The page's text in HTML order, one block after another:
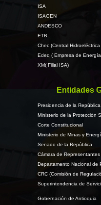
ISA
ISAGEN
ANDESCO
ETB
Chec (Central
Edeq ( Empresa de
XM( Filial ISA)
Entidades
Presidencia de la República
Ministerio de la Protección
Corte Constitucional
Ministerio de Minas y
Senado de la República
Cámara de Representantes
Departamento Nacional de
CRC (Comisión de
Superintendencia de
Gobernación de Antioquia